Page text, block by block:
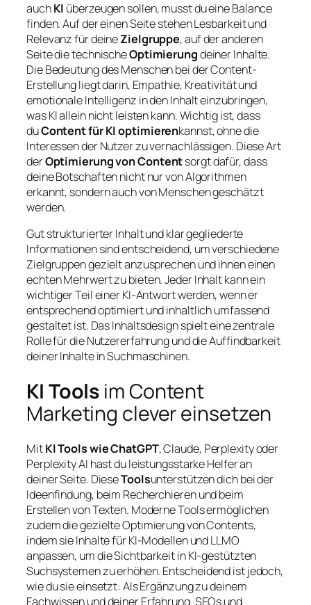
auchKI überzeugen sollen, musst du eine Balance
finden. Auf der einen Seite stehen Lesbarkeit und
Relevanz für deineZielgruppe, auf der anderen
Seite die technischeOptimierungdeiner Inhalte.
Die Bedeutung des Menschen bei der Content-
Erstellung liegt darin, Empathie, Kreativität und
emotionale Intelligenz in den Inhalt einzubringen,
was KI allein nicht leisten kann. Wichtig ist, dass
duContent für KI optimierenkannst, ohne die
Interessen der Nutzer zu vernachlässigen. Diese Art
derOptimierung von Contentsorgt dafür, dass
deine Botschaften nicht nur von Algorithmen
erkannt, sondern auch von Menschen geschätzt
werden.
Gut strukturierter Inhalt und klar gegliederte
Informationen sind entscheidend, um verschiedene
Zielgruppen gezielt anzusprechen und ihnen einen
echten Mehrwert zu bieten. Jeder Inhalt kann ein
wichtiger Teil einer KI-Antwort werden, wenn er
entsprechend optimiert und inhaltlich umfassend
gestaltet ist. Das Inhaltsdesign spielt eine zentrale
Rolle für die Nutzererfahrung und die Auffindbarkeit
deiner Inhalte in Suchmaschinen.
KI Tools im Content
Marketing clever einsetzen
MitKI Tools wie ChatGPT, Claude, Perplexity oder
Perplexity AI hast du leistungsstarke Helfer an
deiner Seite. DieseToolsunterstützen dich bei der
Ideenfindung, beim Recherchieren und beim
Erstellen von Texten. Moderne Tools ermöglichen
zudem die gezielte Optimierung von Contents,
indem sie Inhalte für KI-Modellen und LLMO
anpassen, um die Sichtbarkeit in KI-gestützten
Suchsystemen zu erhöhen. Entscheidend ist jedoch,
wie du sie einsetzt: Als Ergänzung zu deinem
Fachwissen und deiner Erfahrung. SEOs und